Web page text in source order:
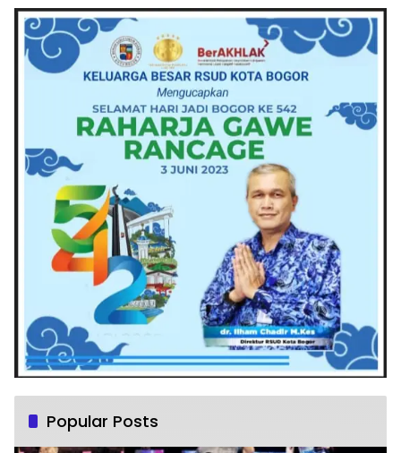
Popular Posts